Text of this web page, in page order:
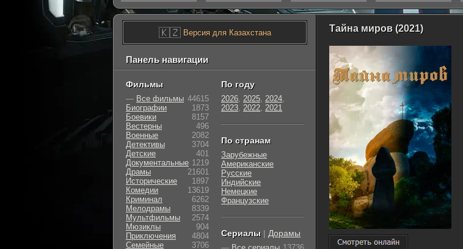
Тайна миров (2021)
🇰🇿Версия для Казахстана
Панель навигации
Фильмы
— Все фильмы 44615
Биографии
1873
Боевики
8157
Вестерны
496
Военные
2082
Детективы
3704
Детские
401
Документальные 1219
Драмы
21601
Исторические
1897
Комедии
13619
Криминал
6262
Мелодрамы
8339
Мультфильмы
2574
Мюзиклы
904
Приключения
4804
Семейные
3706
По году
2026, 2025, 2024,
2023, 2022, 2021
По странам
Зарубежные
Американские
Русские
Индийские
Немецкие
Французские
Сериалы | Дорамы